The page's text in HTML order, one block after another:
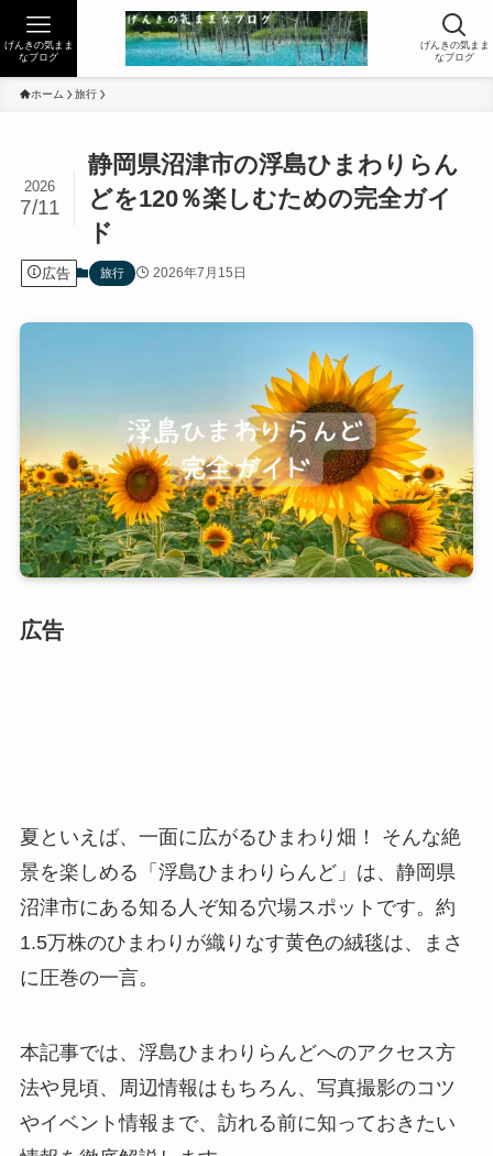
げんきの気まま
なブログ
げんきの気まま
なブログ
ホーム 旅行
静岡県沼津市の浮島ひまわりらん
どを120％楽しむための完全ガイ
ド
2026
7/11
広告 旅行 2026年7月15日
広告
夏といえば、一面に広がるひまわり畑！ そんな絶
景を楽しめる「浮島ひまわりらんど」は、静岡県
沼津市にある知る人ぞ知る穴場スポットです。約
1.5万株のひまわりが織りなす黄色の絨毯は、まさ
に圧巻の一言。
本記事では、浮島ひまわりらんどへのアクセス方
法や見頃、周辺情報はもちろん、写真撮影のコツ
やイベント情報まで、訪れる前に知っておきたい